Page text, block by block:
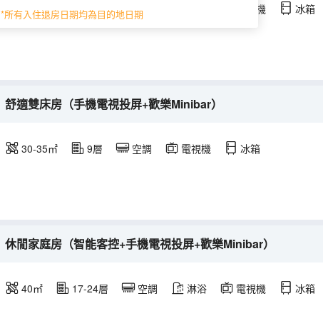
*所有入住退房日期均為目的地日期
40㎡ 17-23層 空調 電視機 冰箱
舒適雙床房（手機電視投屏+歡樂Minibar）
30-35㎡ 9層 空調 電視機 冰箱
休閒家庭房（智能客控+手機電視投屏+歡樂Minibar）
40㎡ 17-24層 空調 淋浴 電視機 冰箱